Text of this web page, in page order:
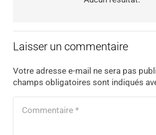
Laisser un commentaire
Votre adresse e-mail ne sera pas
champs obligatoires sont indiqués